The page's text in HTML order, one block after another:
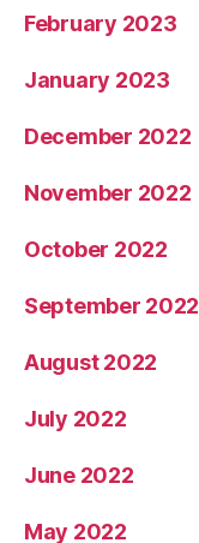
February 2023
January 2023
December 2022
November 2022
October 2022
September 2022
August 2022
July 2022
June 2022
May 2022